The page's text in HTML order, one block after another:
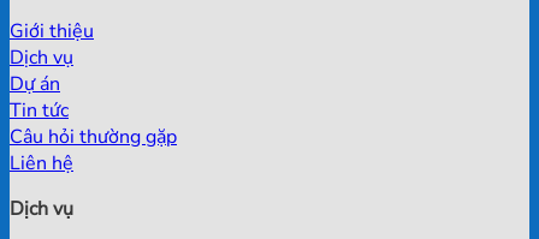
Giới thiệu
Dịch vụ
Dự án
Tin tức
Câu hỏi thường gặp
Liên hệ
Dịch vụ